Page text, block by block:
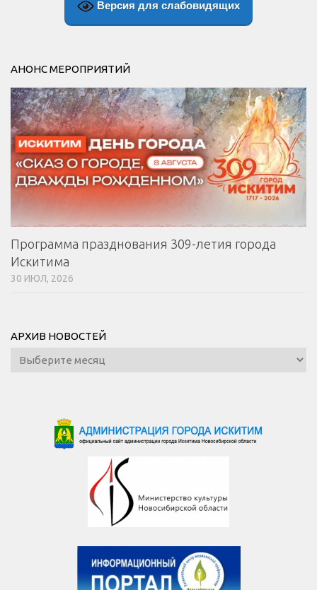
Версия для слабовидящих
АНОНС МЕРОПРИЯТИЙ
Программа празднования 309-летия города
Искитима
30 ИЮЛ, 2026
АРХИВ НОВОСТЕЙ
Архив
новостей